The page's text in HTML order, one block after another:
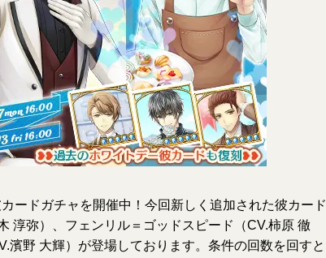
ードガチャを開催中！今回新しく追加された彼カード
淳弥）、フェンリル＝ゴッドスピード（CV.柿原 徹
濱野 大輝）が登場しております。条件の回数を回すと